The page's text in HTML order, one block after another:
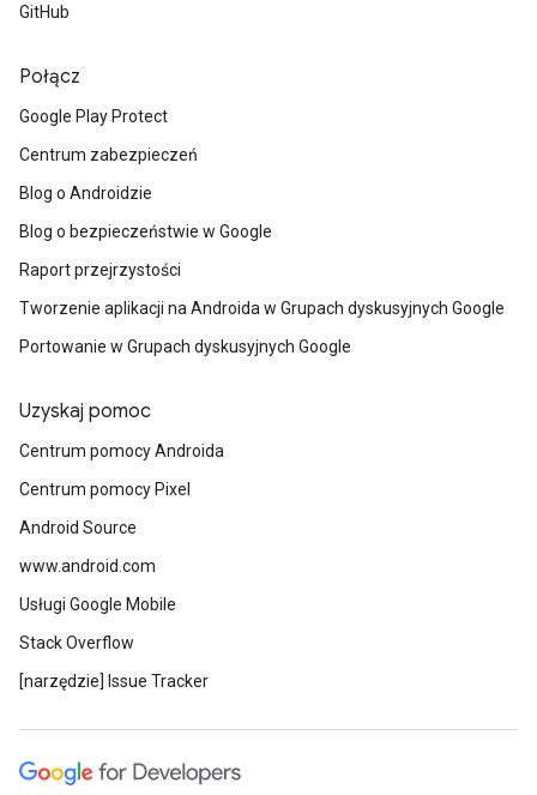
GitHub
Połącz
Google Play Protect
Centrum zabezpieczeń
Blog o Androidzie
Blog o bezpieczeństwie w Google
Raport przejrzystości
Tworzenie aplikacji na Androida w Grupach dyskusyjnych Google
Portowanie w Grupach dyskusyjnych Google
Uzyskaj pomoc
Centrum pomocy Androida
Centrum pomocy Pixel
Android Source
www.android.com
Usługi Google Mobile
Stack Overflow
[narzędzie] Issue Tracker